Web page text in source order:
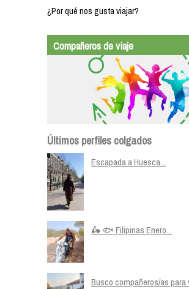
¿Por qué nos gusta viajar?
Compañeros de viaje
Últimos perfiles colgados
Escapada a Huesca...
🛵 🐟 Filipinas Enero...
Busco compañeros/as para